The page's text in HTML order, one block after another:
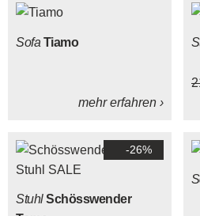
Sofa Tiamo
mehr erfahren ›
-26%
StuhlSchösswender